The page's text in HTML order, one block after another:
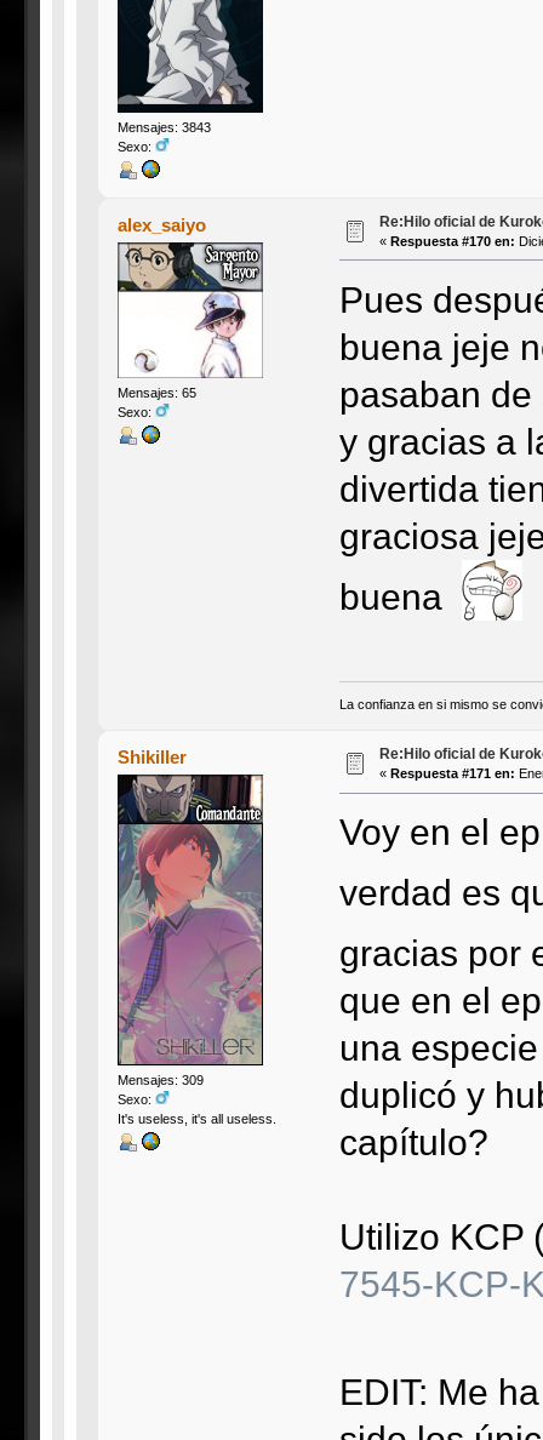
Mensajes: 3843
Sexo:
alex_saiyo
Mensajes: 65
Sexo:
Re:Hilo oficial de
« Respuesta #170 en:
Pues
buena jeje
pasaban
y gracias a
divertida
graciosa
buena
La confianza en si mismo se
Shikiller
Mensajes: 309
Sexo:
It's useless, it's all useless.
Re:Hilo oficial de
« Respuesta #171 en:
Voy en el
verdad es
gracias
que en el
una
duplicó y
capítulo?
Utilizo KCP
7545-KCP-
EDIT: Me